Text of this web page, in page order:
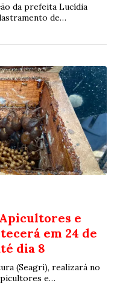
da prefeita Lucídia
de
e
em 24 de
dia 8
(Seagri), realizará no
e